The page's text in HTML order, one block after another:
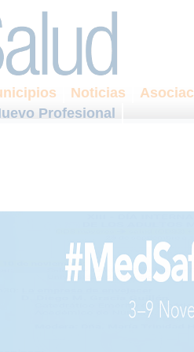
Noticias
Profesional